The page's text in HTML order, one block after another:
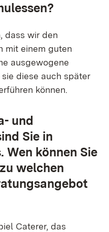
dass wir den
mit einem guten
ausgewogene
diese auch später
können.
und
Sie in
Wen können Sie
welchen
Caterer, das